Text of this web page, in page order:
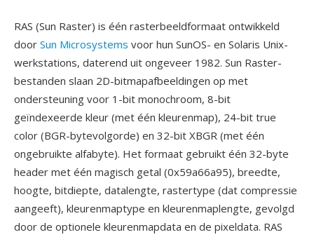
RAS (Sun Raster) is één rasterbeeldformaat ontwikkeld
door Sun Microsystems voor hun SunOS- en Solaris Unix-
werkstations, daterend uit ongeveer 1982. Sun Raster-
bestanden slaan 2D-bitmapafbeeldingen op met
ondersteuning voor 1-bit monochroom, 8-bit
geïndexeerde kleur (met één kleurenmap), 24-bit true
color (BGR-bytevolgorde) en 32-bit XBGR (met één
ongebruikte alfabyte). Het formaat gebruikt één 32-byte
header met één magisch getal (0x59a66a95), breedte,
hoogte, bitdiepte, datalengte, rastertype (dat compressie
aangeeft), kleurenmaptype en kleurenmaplengte, gevolgd
door de optionele kleurenmapdata en de pixeldata. RAS